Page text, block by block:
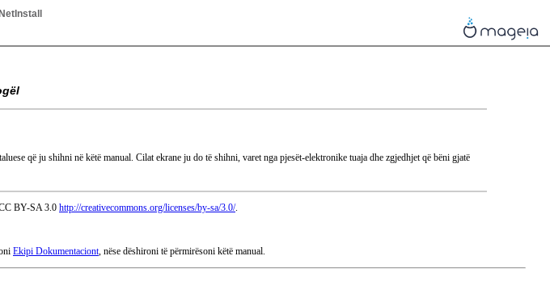
që ju shihni në këtë manual. Cilat ekrane ju do të shihni, varet nga pjesët-elektronike tuaja dhe zgjedhjet që bëni gjatë
BY-SA 3.0 http://creativecommons.org/licenses/by-sa/3.0/.
Ekipi Dokumentaciont, nëse dëshironi të përmirësoni këtë manual.